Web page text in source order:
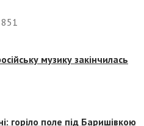
851
музику закінчилась
горіло поле під Баришівкою